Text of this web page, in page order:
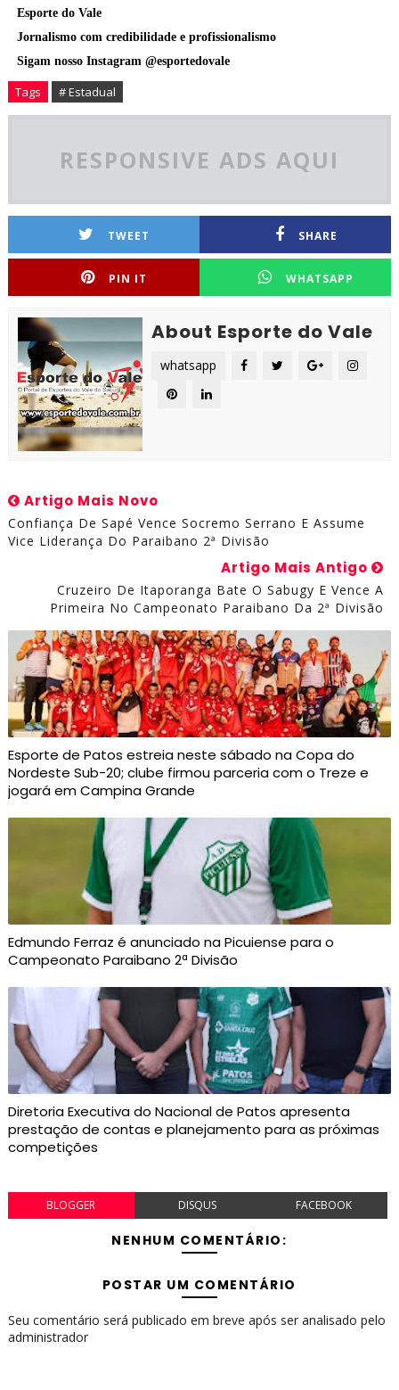
Esporte do Vale
Jornalismo com credibilidade e profissionalismo
Sigam nosso Instagram @esportedovale
Tags # Estadual
RESPONSIVE ADS AQUI
TWEET SHARE
PIN IT WHATSAPP
About Esporte do Vale
whatsapp
Artigo Mais Novo
Confiança De Sapé Vence Socremo Serrano E Assume
Vice Liderança Do Paraibano 2ª Divisão
Artigo Mais Antigo
Cruzeiro De Itaporanga Bate O Sabugy E Vence A
Primeira No Campeonato Paraibano Da 2ª Divisão
Esporte de Patos estreia neste sábado na Copa do
Nordeste Sub-20; clube firmou parceria com o Treze e
jogará em Campina Grande
Edmundo Ferraz é anunciado na Picuiense para o
Campeonato Paraibano 2ª Divisão
Diretoria Executiva do Nacional de Patos apresenta
prestação de contas e planejamento para as próximas
competições
BLOGGER DISQUS FACEBOOK
NENHUM COMENTÁRIO:
POSTAR UM COMENTÁRIO
Seu comentário será publicado em breve após ser analisado pelo
administrador